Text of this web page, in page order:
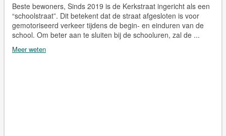
Beste bewoners, Sinds 2019 is de Kerkstraat ingericht als een
“schoolstraat”. Dit betekent dat de straat afgesloten is voor
gemotoriseerd verkeer tijdens de begin- en einduren van de
school. Om beter aan te sluiten bij de schooluren, zal de ...
Meer weten